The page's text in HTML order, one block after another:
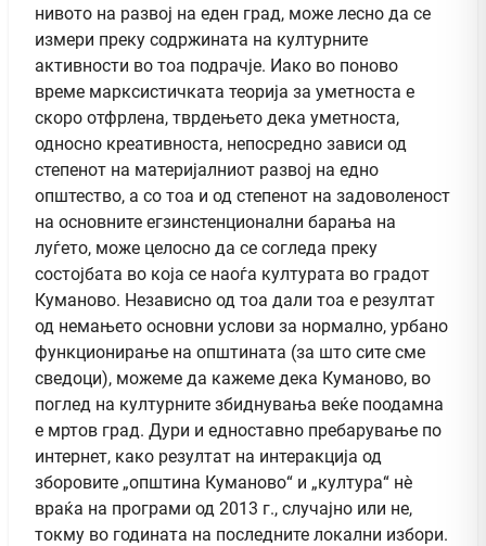
нивото на развој на еден град, може лесно да се
измери преку содржината на културните
активности во тоа подрачје. Иако во поново
време марксистичката теорија за уметноста е
скоро отфрлена, тврдењето дека уметноста,
односно креативноста, непосредно зависи од
степенот на материјалниот развој на едно
општество, а со тоа и од степенот на задоволеност
на основните егзинстенционални барања на
луѓето, може целосно да се согледа преку
состојбата во која се наоѓа културата во градот
Куманово. Независно од тоа дали тоа е резултат
од немањето основни услови за нормално, урбано
функционирање на општината (за што сите сме
сведоци), можеме да кажеме дека Куманово, во
поглед на културните збиднувања веќе поодамна
е мртов град. Дури и едноставно пребарување по
интернет, како резултат на интеракција од
зборовите „општина Куманово“ и „култура“ нè
враќа на програми од 2013 г., случајно или не,
токму во годината на последните локални избори.